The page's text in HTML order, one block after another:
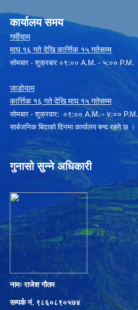
कार्यालय समय
गर्मीयाम
माघ १६ गते देखि कार्त्तिक १५ गतेसम्म
सोमबार - शुक्रबार ०९:०० A.M. - ५:०० P.M.
जाडोयाम
कार्त्तिक १६ गते देखि माघ १५ गतेसम्म
साेमबार - शुक्रवार: ०९:०० A.M. - ४:०० P.M.
सार्बजनिक बिदाको दिनमा कार्यालय बन्द रहने छ ।
गुनासो सुन्ने अधिकारी
नामः राजेश गौतम
सम्पर्क नं. ९८६०८९०५७४